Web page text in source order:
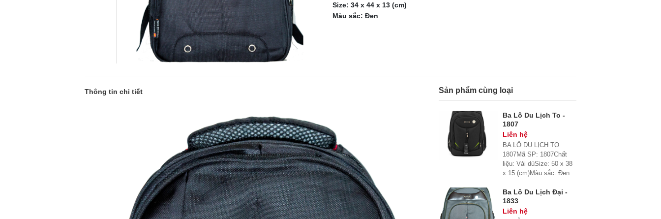
Size: 34 x 44 x 13 (cm)
Màu sắc: Đen
Thông tin chi tiết Sản phẩm cùng loại
Ba Lô Du Lịch To -
1807
Liên hệ
BA LÔ DU LỊCH TO
1807Mã SP: 1807Chất
liệu: Vải dùSize: 50 x 38
x 15 (cm)Màu sắc: Đen
Ba Lô Du Lịch Đại -
1833
Liên hệ